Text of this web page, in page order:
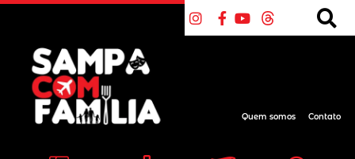
Quem somos Contato